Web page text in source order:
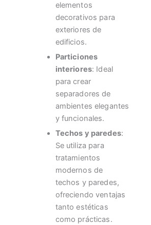
elementos
decorativos para
exteriores de
edificios.
Particiones
interiores: Ideal
para crear
separadores de
ambientes elegantes
y funcionales.
Techos y paredes:
Se utiliza para
tratamientos
modernos de
techos y paredes,
ofreciendo ventajas
tanto estéticas
como prácticas.